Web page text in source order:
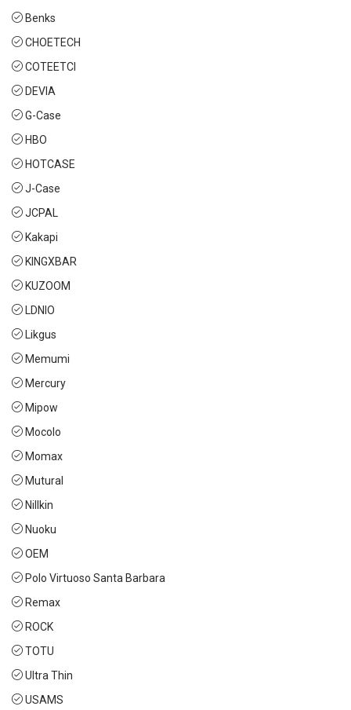
Benks
CHOETECH
COTEETCI
DEVIA
G-Case
HBO
HOTCASE
J-Case
JCPAL
Kakapi
KINGXBAR
KUZOOM
LDNIO
Likgus
Memumi
Mercury
Mipow
Mocolo
Momax
Mutural
Nillkin
Nuoku
OEM
Polo Virtuoso Santa Barbara
Remax
ROCK
TOTU
Ultra Thin
USAMS